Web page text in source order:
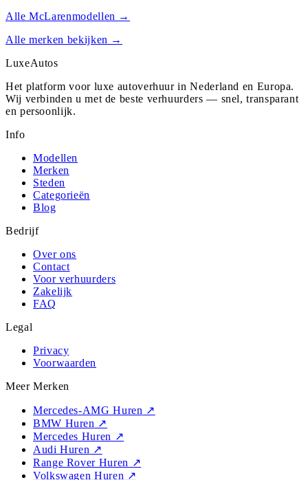
AlleMcLarenmodellen →
Alle merken bekijken →
LuxeAutos
Het platform voor luxe autoverhuur in Nederland en Europa.
Wij verbinden u met de beste verhuurders — snel, transparant
en persoonlijk.
Info
Modellen
Merken
Steden
Categorieën
Blog
Bedrijf
Over ons
Contact
Voor verhuurders
Zakelijk
FAQ
Legal
Privacy
Voorwaarden
Meer Merken
Mercedes-AMG Huren ↗
BMW Huren ↗
Mercedes Huren ↗
Audi Huren ↗
Range Rover Huren ↗
Volkswagen Huren ↗